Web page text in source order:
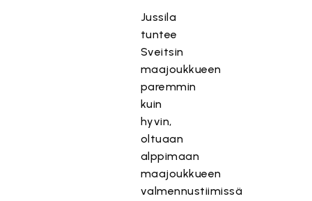
Jussila
tuntee
Sveitsin
maajoukkueen
paremmin
kuin
hyvin,
oltuaan
alppimaan
maajoukkueen
valmennustiimissä